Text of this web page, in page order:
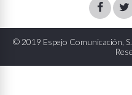
Facebook
© 2019 Espejo Comunicación,